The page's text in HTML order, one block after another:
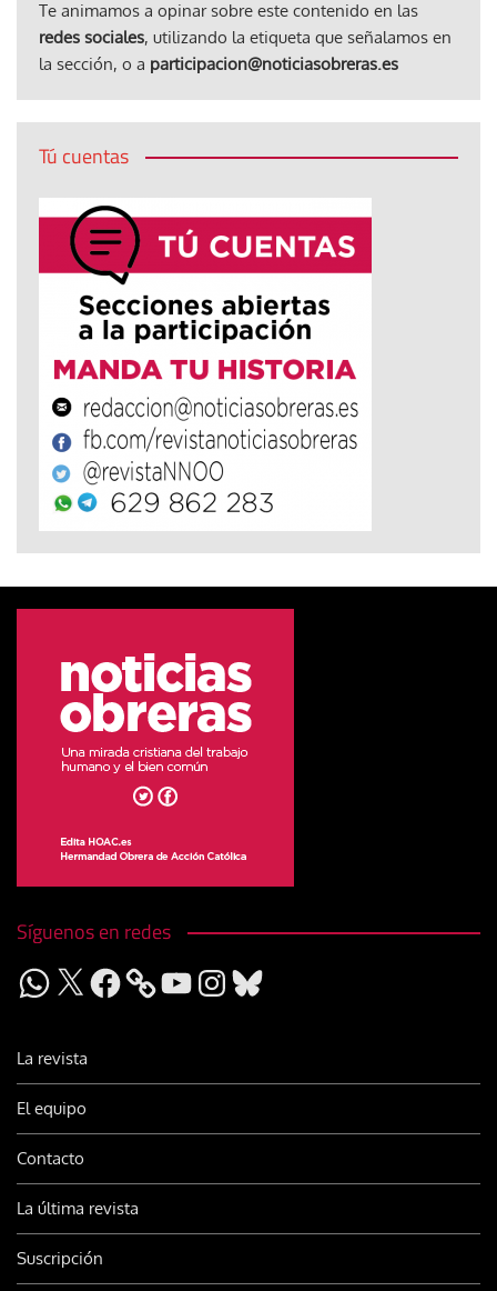
Te animamos a opinar sobre este contenido en las
redes sociales, utilizando la etiqueta que señalamos en
la sección, o a participacion@noticiasobreras.es
Tú cuentas
Síguenos en redes
WhatsApp
X Facebook YouTubeInstagram
Bluesky
La revista
El equipo
Contacto
La última revista
Suscripción